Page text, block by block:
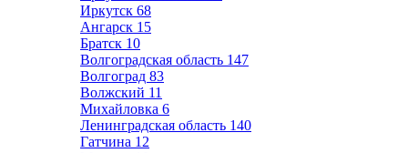
Иркутск 68
Ангарск 15
Братск 10
Волгоградская область 147
Волгоград 83
Волжский 11
Михайловка 6
Ленинградская область 140
Гатчина 12